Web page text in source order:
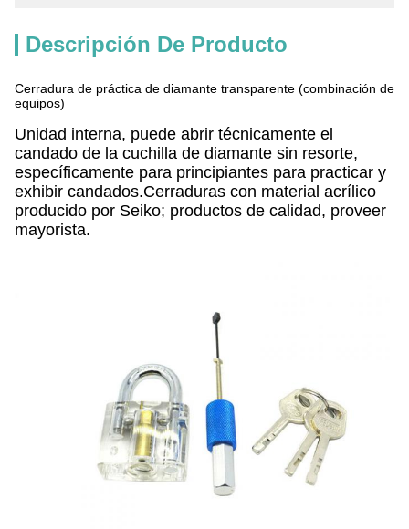
Descripción De Producto
Cerradura de práctica de diamante transparente (combinación de
equipos)
Unidad interna, puede abrir técnicamente el
candado de la cuchilla de diamante sin resorte,
específicamente para principiantes para practicar y
exhibir candados.Cerraduras con material acrílico
producido por Seiko; productos de calidad, proveer
mayorista.